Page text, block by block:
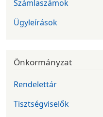
Számlaszámok
Ügyleírások
Önkormányzat
Rendelettár
Tisztségviselők